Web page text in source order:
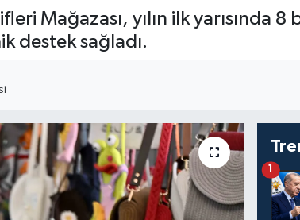
Mağazası, yılın ilk yarısında
destek sağladı.
1